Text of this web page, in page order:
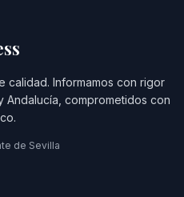
calidad. Informamos con rigor
Andalucía, comprometidos con
de Sevilla